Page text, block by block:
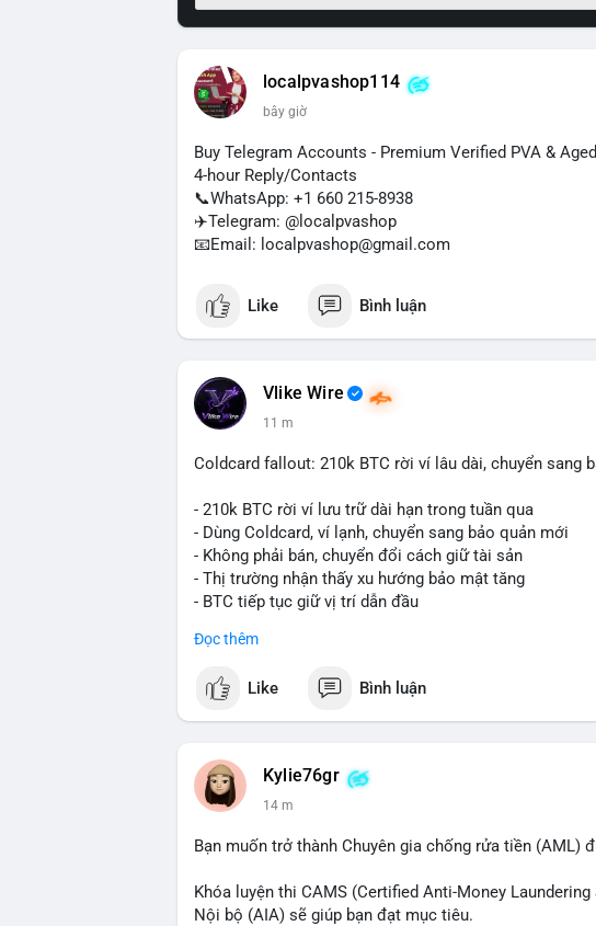
localpvashop114
bây giờ
Buy Telegram Accounts - Premium Verified PVA & Aged
4-hour Reply/Contacts
📞WhatsApp: +1 660 215-8938
✈️Telegram: @localpvashop
📧Email: localpvashop@gmail.com
Like Bình luận
Vlike Wire
11 m
Coldcard fallout: 210k BTC rời ví lâu dài, chuyển sang
- 210k BTC rời ví lưu trữ dài hạn trong tuần qua
- Dùng Coldcard, ví lạnh, chuyển sang bảo quản mới
- Không phải bán, chuyển đổi cách giữ tài sản
- Thị trường nhận thấy xu hướng bảo mật tăng
- BTC tiếp tục giữ vị trí dẫn đầu
#binancesquare
$btc
📰 Nguồn: CoinDesk
Đọc thêm
Like Bình luận
Kylie76gr
14 m
Bạn muốn trở thành Chuyên gia chống rửa tiền (AML)
Khóa luyện thi CAMS (Certified Anti-Money
Nội bộ (AIA) sẽ giúp bạn đạt mục tiêu.